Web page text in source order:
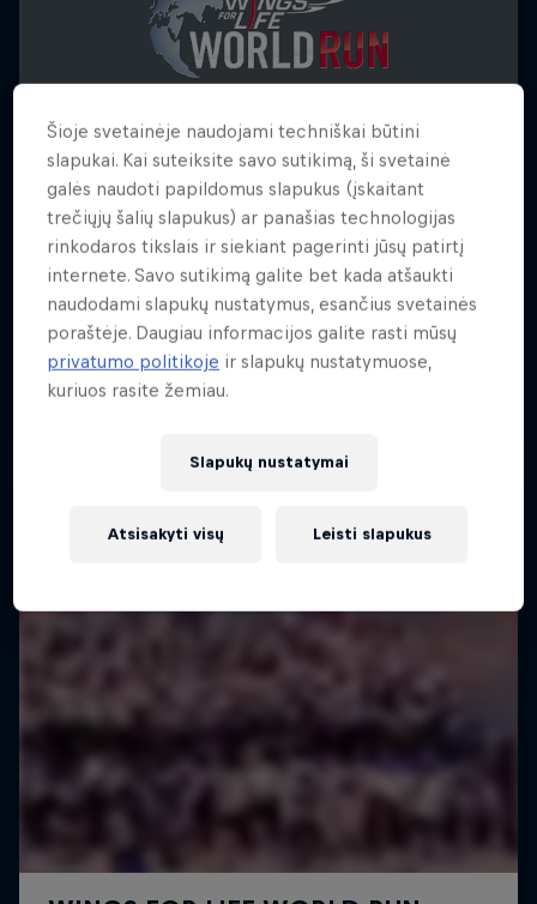
Wings for Life World Run 2026
10 Gegužė 2026
RUNNING
Šioje svetainėje naudojami techniškai būtini
slapukai. Kai suteiksite savo sutikimą, ši svetainė
galės naudoti papildomus slapukus (įskaitant
trečiųjų šalių slapukus) ar panašias technologijas
rinkodaros tikslais ir siekiant pagerinti jūsų patirtį
internete. Savo sutikimą galite bet kada atšaukti
naudodami slapukų nustatymus, esančius svetainės
poraštėje. Daugiau informacijos galite rasti mūsų
privatumo politikoje ir slapukų nustatymuose,
kuriuos rasite žemiau.
Slapukų nustatymai
Atsisakyti visų Leisti slapukus